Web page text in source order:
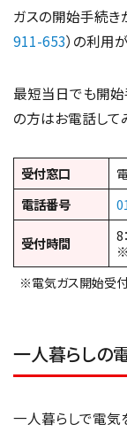
ガスの開始手続き
911-653）の利用
最短当日でも開始
の方はお電話して
受付窓口
電話番号
受付時間
8
※
※電気ガス開始受
一人暮らしの
一人暮らしで電気